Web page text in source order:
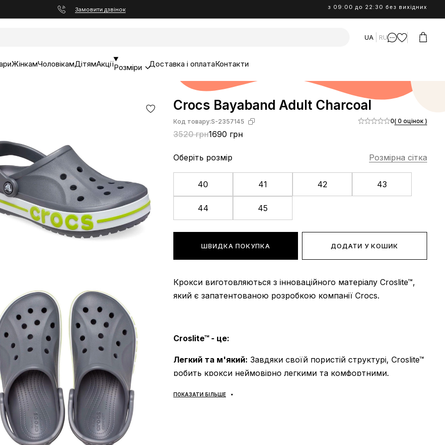
Замовити дзвінок з 09:00 до 22:30 без вихідних
UA RU
ЖінкамЧоловікамДітямАкціїРозміри Доставка і оплатаКонтакти
Crocs Bayaband Adult Charcoal
Код товару:S-2357145
3520 грн1690 грн
0( 0 оцінок )
Оберіть розмір Розмірна сітка
40 41 42 43
44 45
ШВИДКА ПОКУПКА ДОДАТИ У КОШИК
Крокси виготовляються з інноваційного матеріалу Croslite™,
який є запатентованою розробкою компанії Crocs.
Croslite™ - це:
Легкий та м'який: Завдяки своїй пористій структурі, Croslite™
робить крокси неймовірно легкими та комфортними.
тому крокси прослужать вам довгі роки.
ПОКАЗАТИ БІЛЬШЕ